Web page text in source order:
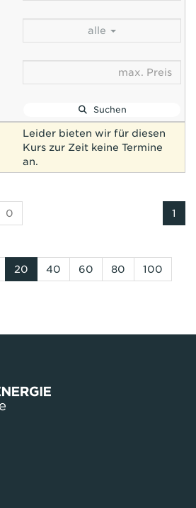
alle
Suchen
Leider bieten wir für diesen
Kurs zur Zeit keine Termine
an.
1
0
20 40 60 80 100